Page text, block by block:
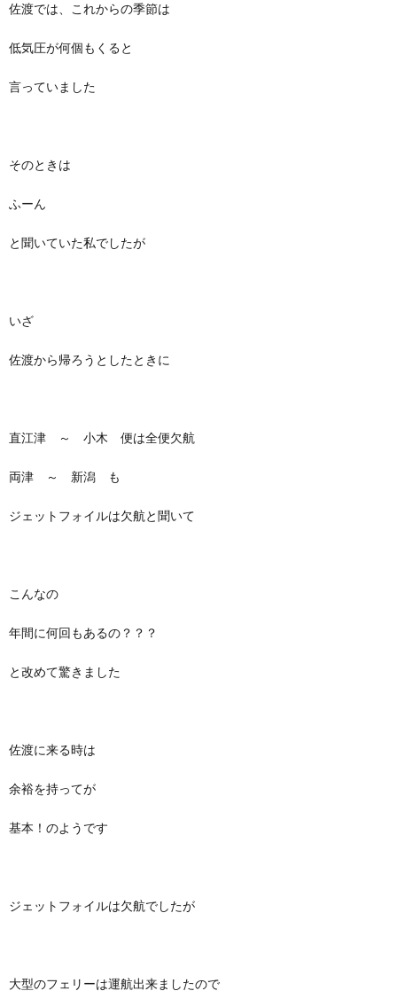
佐渡では、これからの季節は
低気圧が何個もくると
言っていました
そのときは
ふーん
と聞いていた私でしたが
いざ
佐渡から帰ろうとしたときに
直江津 ～ 小木 便は全便欠航
両津 ～ 新潟 も
ジェットフォイルは欠航と聞いて
こんなの
年間に何回もあるの？？？
と改めて驚きました
佐渡に来る時は
余裕を持ってが
基本！のようです
ジェットフォイルは欠航でしたが
大型のフェリーは運航出来ましたので